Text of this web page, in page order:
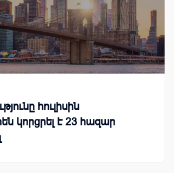
հուլիսին
կորցրել է 23 հազար